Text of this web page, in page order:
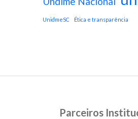
UnidmeSC Ética e transparência
Parceiros